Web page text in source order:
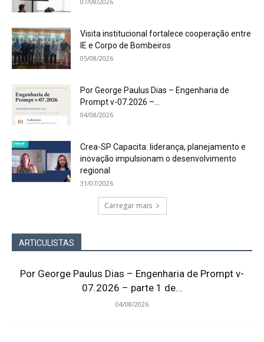
Visita institucional fortalece cooperação entre
IE e Corpo de Bombeiros
05/08/2026
Por George Paulus Dias – Engenharia de
Prompt v-07.2026 –...
04/08/2026
Crea-SP Capacita: liderança, planejamento e
inovação impulsionam o desenvolvimento
regional
31/07/2026
Carregar mais
ARTICULISTAS
Por George Paulus Dias – Engenharia de Prompt v-
07.2026 – parte 1 de...
04/08/2026